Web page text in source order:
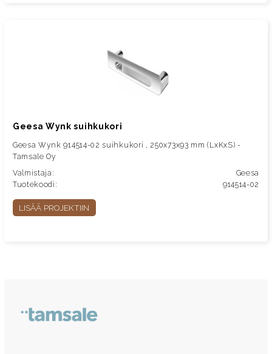
Geesa Wynk suihkukori
Geesa Wynk 914514-02 suihkukori , 250x73x93 mm (LxKxS) -
Tamsale Oy
Valmistaja:
Geesa
Tuotekoodi:
914514-02
LISÄÄ PROJEKTIIN